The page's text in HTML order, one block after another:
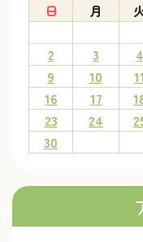
日
月
2
3 4
9
10 11
16
17
23
24
30